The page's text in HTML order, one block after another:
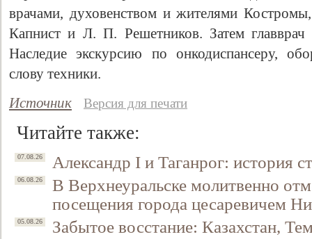
врачами, духовенством и жителями
Капнист и Л. П. Решетников. Затем главврач
Наследие экскурсию по онкодиспансеру,
слову техники.
Источник
Версия для печати
Читайте также:
07.08.26 Александр I и Таганрог: история
06.08.26
В Верхнеуральске молитвенно
посещения города цесаревичем
05.08.26 Забытое восстание: Казахстан,